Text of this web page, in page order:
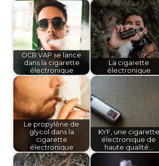
OCB VAP se lance
dans la cigarette
électronique
La cigarette
électronique
Le propylène de
glycol dans la
cigarette
électronique
KYF, une cigarette
électronique de
haute qualité…